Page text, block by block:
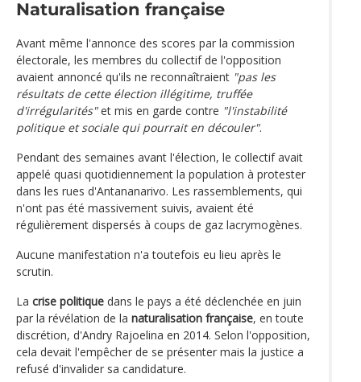
Naturalisation française
Avant même l'annonce des scores par la commission
électorale, les membres du collectif de l'opposition
avaient annoncé qu'ils ne reconnaîtraient "pas les
résultats de cette élection illégitime, truffée
d'irrégularités"et mis en garde contre "l'instabilité
politique et sociale qui pourrait en découler".
Pendant des semaines avant l'élection, le collectif avait
appelé quasi quotidiennement la population à protester
dans les rues d'Antananarivo. Les rassemblements, qui
n'ont pas été massivement suivis, avaient été
régulièrement dispersés à coups de gaz lacrymogènes.
Aucune manifestation n'a toutefois eu lieu après le
scrutin.
La crise politique dans le pays a été déclenchée en juin
par la révélation de la naturalisation française, en toute
discrétion, d'Andry Rajoelina en 2014. Selon l'opposition,
cela devait l'empêcher de se présenter mais la justice a
refusé d'invalider sa candidature.